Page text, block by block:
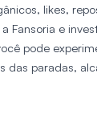
likes,
Fansoria e
pode
das paradas,